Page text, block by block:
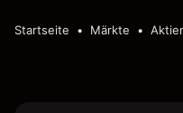
Startseite Märkte